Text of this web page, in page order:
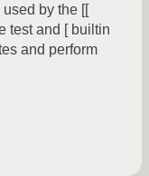
by the [[
test and [ builtin
and perform